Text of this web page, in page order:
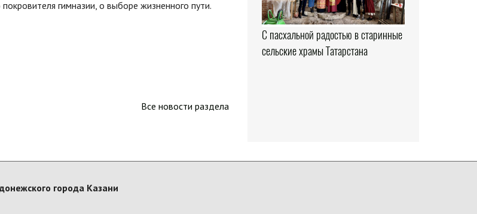
гимназии, о выборе жизненного пути.
Все новости раздела
С пасхальной радостью в старинные
сельские храмы Татарстана
города Казани